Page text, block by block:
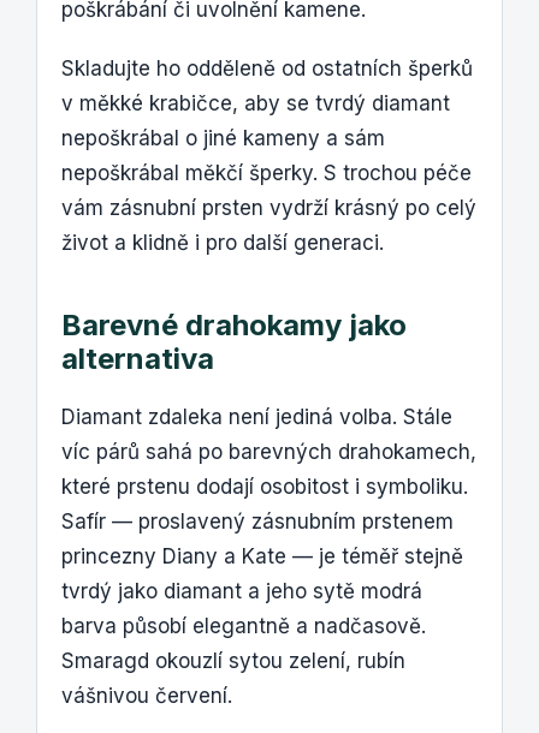
poškrábání či uvolnění kamene.
Skladujte ho odděleně od ostatních šperků
v měkké krabičce, aby se tvrdý diamant
nepoškrábal o jiné kameny a sám
nepoškrábal měkčí šperky. S trochou péče
vám zásnubní prsten vydrží krásný po celý
život a klidně i pro další generaci.
Barevné drahokamy jako
alternativa
Diamant zdaleka není jediná volba. Stále
víc párů sahá po barevných drahokamech,
které prstenu dodají osobitost i symboliku.
Safír — proslavený zásnubním prstenem
princezny Diany a Kate — je téměř stejně
tvrdý jako diamant a jeho sytě modrá
barva působí elegantně a nadčasově.
Smaragd okouzlí sytou zelení, rubín
vášnivou červení.